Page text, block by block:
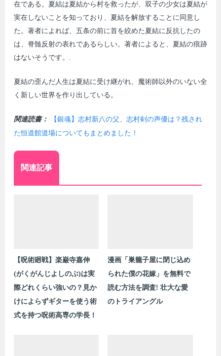
在である。夏結は夏結から村を救ったが、双子の少女は夏結が
実在しないことを知っており、夏結を解放することに同意し
た。著者によれば、五条の前に首を絞めた夏結に反抗したの
は、脊髄反射の表れであるらしい。著者によると、夏結の痕跡
はないそうです。.
夏結の歪んだ人生は夏結に受け継がれ、魔術師以外のいない全
く新しい世界を作り出している。
関連読書：
【銀魂】志村新八の父、志村剣の声優は？残され
た恒道館道場についてもまとめました！
関連記事
【呪術廻戦】楽巌寺嘉伸
(がくがんじよしのぶ)は実
際どれくらい強いの？見か
けによらずギターを使う術
式を持つ呪術高専の学長！
漫画「巣籠子屋に閉じ込め
られた僕の花嫁」を無料で
読む方法を調査! 壮大な愛
のトライアングル